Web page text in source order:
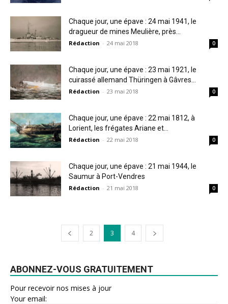
Chaque jour, une épave : 24 mai 1941, le
dragueur de mines Meulière, près...
Rédaction - 24 mai 2018 0
Chaque jour, une épave : 23 mai 1921, le
cuirassé allemand Thüringen à Gâvres...
Rédaction - 23 mai 2018 0
Chaque jour, une épave : 22 mai 1812, à
Lorient, les frégates Ariane et...
Rédaction - 22 mai 2018 0
Chaque jour, une épave : 21 mai 1944, le
Saumur à Port-Vendres
Rédaction - 21 mai 2018 0
2 3 4
ABONNEZ-VOUS GRATUITEMENT
Pour recevoir nos mises à jour
Your email: